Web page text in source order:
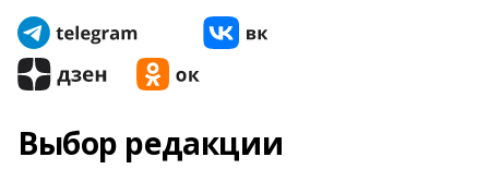
Выбор редакции